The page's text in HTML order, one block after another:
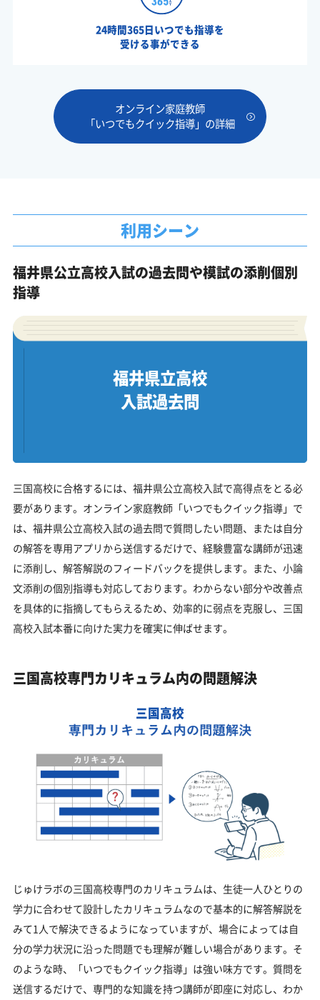
24時間365日いつでも指導を
受ける事ができる
オンライン家庭教師
「いつでもクイック指導」の詳細
利用シーン
福井県公立高校入試の過去問や模試の添削個別
指導
福井県立高校
入試過去問
三国高校に合格するには、福井県公立高校入試で高得点をとる必
要があります。オンライン家庭教師「いつでもクイック指導」で
は、福井県公立高校入試の過去問で質問したい問題、または自分
の解答を専用アプリから送信するだけで、経験豊富な講師が迅速
に添削し、解答解説のフィードバックを提供します。また、小論
文添削の個別指導も対応しております。わからない部分や改善点
を具体的に指摘してもらえるため、効率的に弱点を克服し、三国
高校入試本番に向けた実力を確実に伸ばせます。
三国高校専門カリキュラム内の問題解決
三国高校
じゅけラボの三国高校専門のカリキュラムは、生徒一人ひとりの
学力に合わせて設計したカリキュラムなので基本的に解答解説を
みて1人で解決できるようになっていますが、場合によっては自
分の学力状況に沿った問題でも理解が難しい場合があります。そ
のような時、「いつでもクイック指導」は強い味方です。質問を
送信するだけで、専門的な知識を持つ講師が即座に対応し、わか